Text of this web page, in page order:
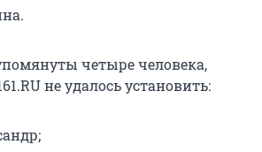
четыре человека,
не удалось установить: